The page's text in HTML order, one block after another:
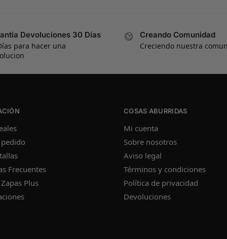
Devoluciones 30 Días
para hacer una
Creando Comunidad
Creciendo nuestra
Frecuentes
Plus
COSAS ABURRIDAS
Mi cuenta
Sobre nosotros
Aviso legal
Términos y condiciones
Política de privacidad
Devoluciones